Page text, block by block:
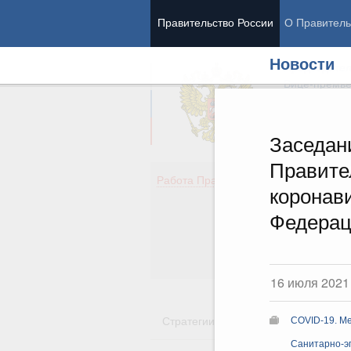
Правительство России О
Новости
16 июля 2021
COVID-19.
Санитарно-
Вице-
Работа Правительства
Стратегии Государственные